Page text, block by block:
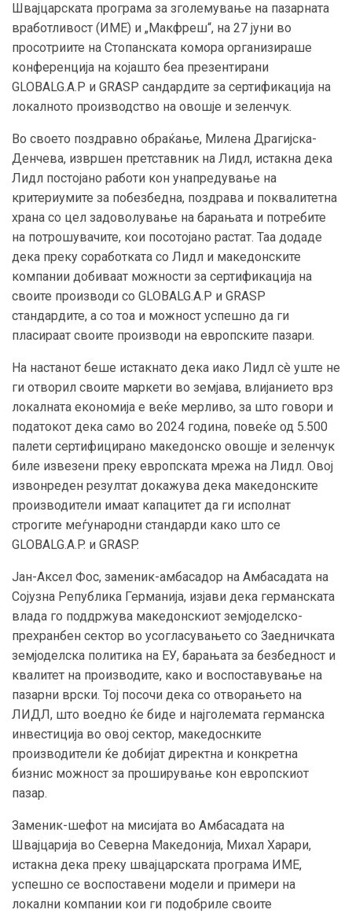
Швајцарската програма за зголемување на пазарната
вработливост (ИМЕ) и „Макфреш“, на 27 јуни во
просотриите на Стопанската комора организираше
конференција на којашто беа презентирани
GLOBALG.A.P и GRASP сандардите за сертификација на
локалното производство на овошје и зеленчук.
Во своето поздравно обраќање, Милена Драгијска-
Денчева, извршен претставник на Лидл, истакна дека
Лидл постојано работи кон унапредување на
критериумите за побезбедна, поздрава и поквалитетна
храна со цел задоволување на барањата и потребите
на потрошувачите, кои посотојано растат. Таа додаде
дека преку соработката со Лидл и македонските
компании добиваат можности за сертификација на
своите производи со GLOBALG.A.P и GRASP
стандардите, а со тоа и можност успешно да ги
пласираат своите производи на европските пазари.
На настанот беше истакнато дека иако Лидл сè уште не
ги отворил своите маркети во земјава, влијанието врз
локалната економија е веќе мерливо, за што говори и
податокот дека само во 2024 година, повеќе од 5.500
палети сертифицирано македонско овошје и зеленчук
биле извезени преку европската мрежа на Лидл. Овој
извонреден резултат докажува дека македонските
производители имаат капацитет да ги исполнат
строгите меѓународни стандарди како што се
GLOBALG.A.P. и GRASP.
Јан-Аксел Фос, заменик-амбасадор на Амбасадата на
Сојузна Република Германија, изјави дека германската
влада го поддржува македонскиот земјоделско-
прехранбен сектор во усогласувањето со Заедничката
земјоделска политика на ЕУ, барањата за безбедност и
квалитет на производите, како и воспоставување на
пазарни врски. Тој посочи дека со отворањето на
ЛИДЛ, што воедно ќе биде и најголемата германска
инвестиција во овој сектор, македоснките
производители ќе добијат директна и конкретна
бизнис можност за проширување кон европскиот
пазар.
Заменик-шефот на мисијата во Амбасадата на
Швајцарија во Северна Македонија, Михал Харари,
истакна дека преку швајцарската програма ИМЕ,
успешно се воспоставени модели и примери на
локални компании кои ги подобриле своите